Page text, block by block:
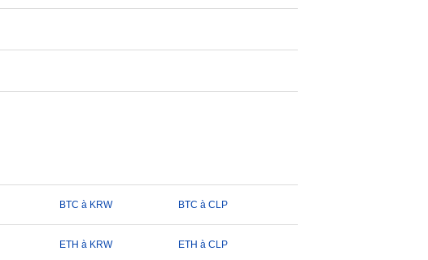
BTC à KRW BTC à CLP
ETH à KRW ETH à CLP